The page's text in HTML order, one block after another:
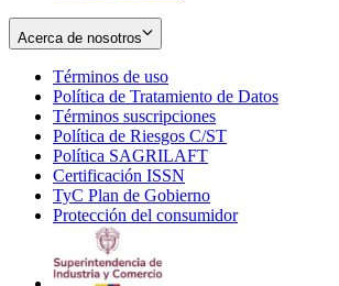
Acerca de nosotros
Términos de uso
in
new
window
Política de Tratamiento de Datos
Términos suscripciones
in
Política de Riesgos C/ST
Política SAGRILAFT
new
window
Certificación ISSN
in
new
TyC Plan de Gobierno
in
Protección del consumidorOpens